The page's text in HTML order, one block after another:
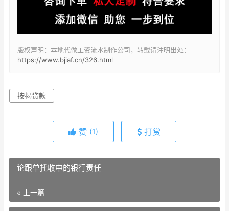
版权声明：本地代做工资流水制作公司，转载请注明出处：
https://www.bjiaf.cn/326.html
按揭贷款
赞 (1) 打赏
论跟单托收中的银行责任
« 上一篇